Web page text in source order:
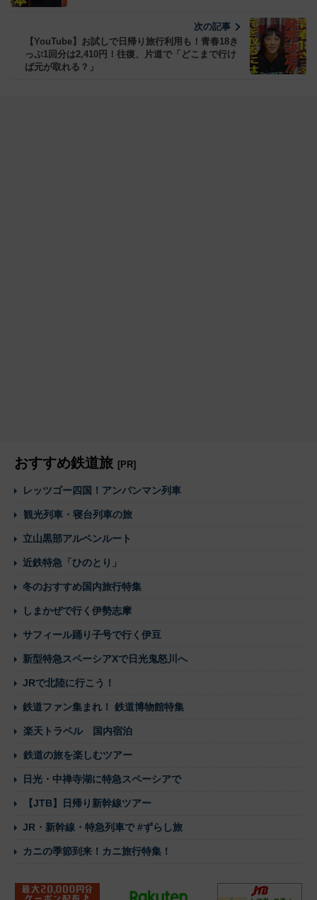
次の記事
【YouTube】お試しで日帰り旅行利用も！青春18き
っぷ1回分は2,410円！往復、片道で「どこまで行け
ば元が取れる？」
おすすめ鉄道旅 [PR]
レッツゴー四国！アンパンマン列車
観光列車・寝台列車の旅
立山黒部アルペンルート
近鉄特急「ひのとり」
冬のおすすめ国内旅行特集
しまかぜで行く伊勢志摩
サフィール踊り子号で行く伊豆
新型特急スペーシアXで日光鬼怒川へ
JRで北陸に行こう！
鉄道ファン集まれ！ 鉄道博物館特集
楽天トラベル 国内宿泊
鉄道の旅を楽しむツアー
日光・中禅寺湖に特急スペーシアで
【JTB】日帰り新幹線ツアー
JR・新幹線・特急列車で #ずらし旅
カニの季節到来！カニ旅行特集！